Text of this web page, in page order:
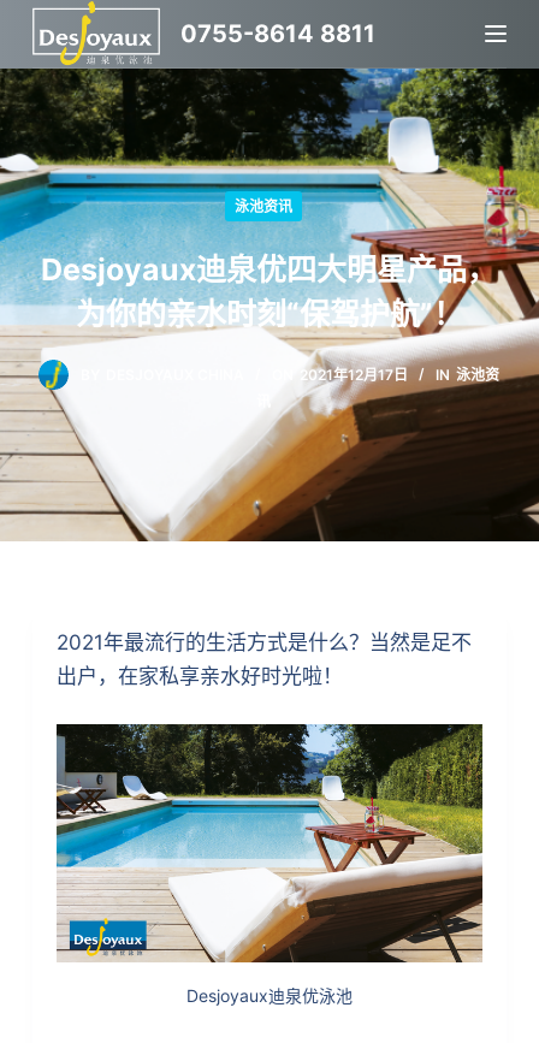
跳
过
内
容
0755-8614 8811
泳池资讯
Desjoyaux迪泉优四大明星产品，
为你的亲水时刻“保驾护航”！
2021年12月17日 IN 泳池资
2021年最流行的生活方式是什么？当然是足不
出户，在家私享亲水好时光啦！
Desjoyaux迪泉优泳池